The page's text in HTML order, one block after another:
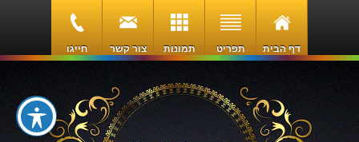
דף הבית תפריט תמונות צור קשר חייגו